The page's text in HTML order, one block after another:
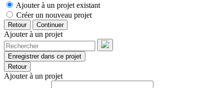
Ajouter à un projet existant
Créer un nouveau projet
Retour Continuer
Ajouter à un projet
Enregistrer dans ce projet
Retour
Ajouter à un projet